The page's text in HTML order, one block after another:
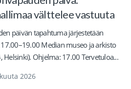
välttelee vastuuta
päivän tapahtuma järjestetään
Median museo ja arkisto
Helsinki). Ohjelma: 17.00 Tervetuloa...
2026